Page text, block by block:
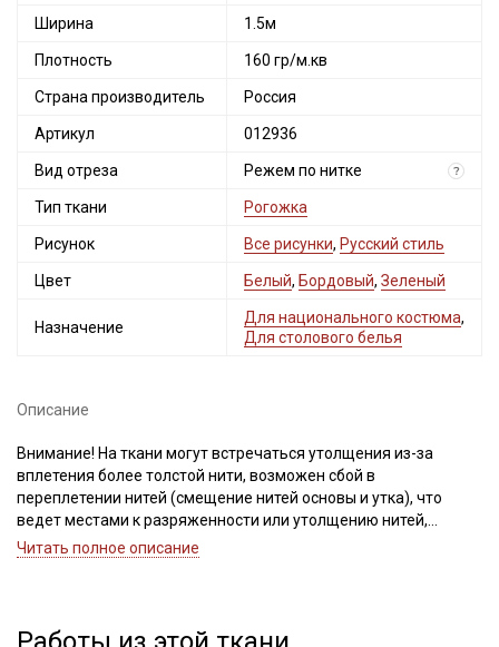
Ширина 1.5м
Плотность 160 гр/м.кв
Страна производитель Россия
Артикул 012936
Вид отреза Режем по нитке ?
Тип ткани Рогожка
Рисунок Все рисунки, Русский стиль
Цвет Белый, Бордовый, Зеленый
Назначение
Для национального костюма,
Для столового белья
Описание
Внимание! На ткани могут встречаться утолщения из-за
вплетения более толстой нити, возможен сбой в
переплетении нитей (смещение нитей основы и утка), что
ведет местами к разряженности или утолщению нитей,
встречаются непрокрасы и вплетения нитей другого цвета,
Читать полное описание